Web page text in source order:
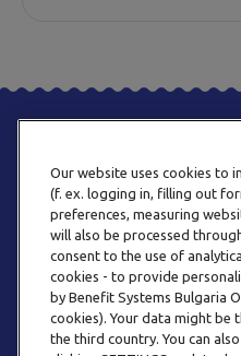
0800
Our website uses cookies to
(f. ex. logging in, filling out
preferences, measuring
will also be processed
consent to the use of
cookies - to provide
by Benefit Systems Bulgaria
cookies). Your data might be
the third country. You can